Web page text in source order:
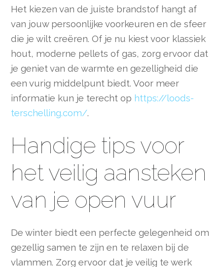
Het kiezen van de juiste brandstof hangt af
van jouw persoonlijke voorkeuren en de sfeer
die je wilt creëren. Of je nu kiest voor klassiek
hout, moderne pellets of gas, zorg ervoor dat
je geniet van de warmte en gezelligheid die
een vurig middelpunt biedt. Voor meer
informatie kun je terecht op https://loods-
terschelling.com/.
Handige tips voor
het veilig aansteken
van je open vuur
De winter biedt een perfecte gelegenheid om
gezellig samen te zijn en te relaxen bij de
vlammen. Zorg ervoor dat je veilig te werk